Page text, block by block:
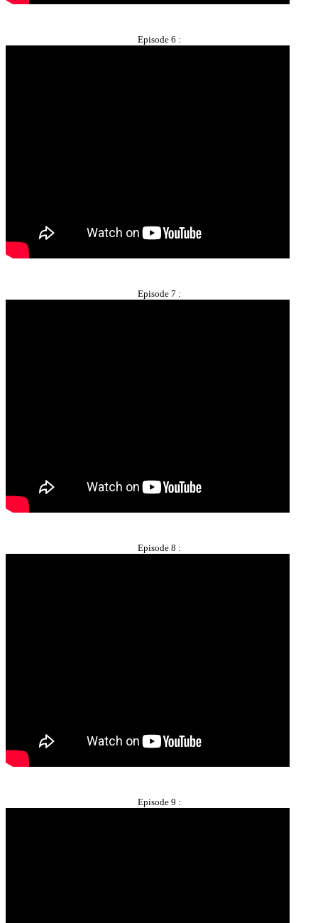
Episode 6 :
Episode 7 :
Episode 8 :
Episode 9 :